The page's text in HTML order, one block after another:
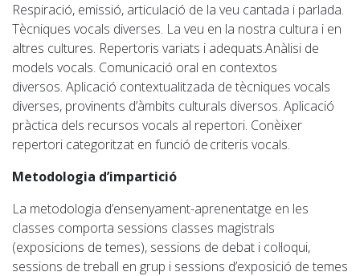
Respiració, emissió, articulació de la veu cantada i parlada.
Tècniques vocals diverses. La veu en la nostra cultura i en
altres cultures. Repertoris variats i adequats.Anàlisi de
models vocals. Comunicació oral en contextos
diversos. Aplicació contextualitzada de tècniques vocals
diverses, provinents d’àmbits culturals diversos. Aplicació
pràctica dels recursos vocals al repertori. Conèixer
repertori categoritzat en funció de criteris vocals.
Metodologia d’impartició
La metodologia d’ensenyament-aprenentatge en les
classes comporta sessions classes magistrals
(exposicions de temes), sessions de debat i col·loqui,
sessions de treball en grup i sessions d’exposició de temes